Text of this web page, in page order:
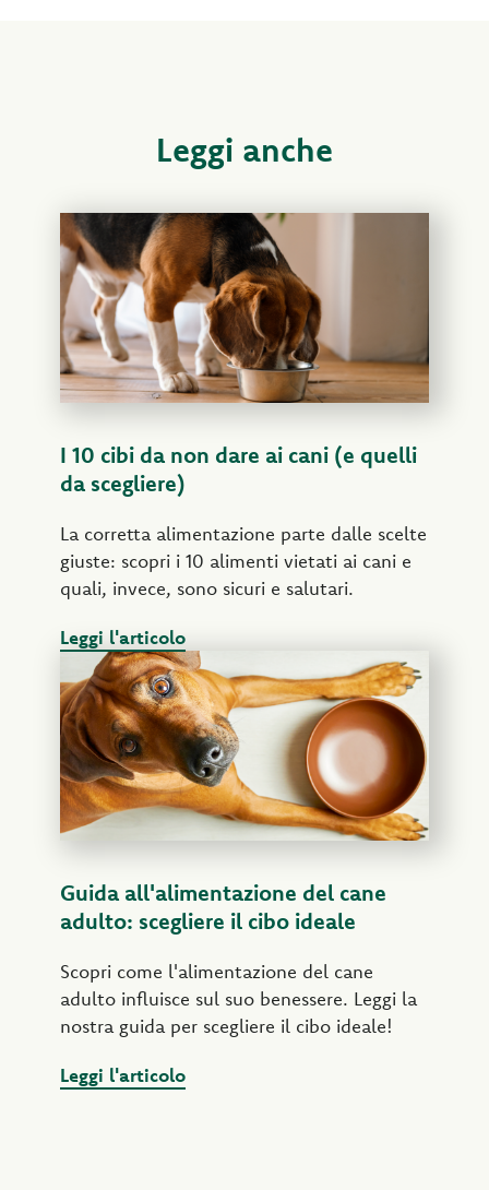
Leggi anche
I 10 cibi da non dare ai cani (e quelli
da scegliere)
La corretta alimentazione parte dalle scelte
giuste: scopri i 10 alimenti vietati ai cani​ e
quali, invece, sono sicuri e salutari.
Leggi l'articolo
Guida all'alimentazione del cane
adulto: scegliere il cibo ideale
Scopri come l'alimentazione del cane
adulto influisce sul suo benessere. Leggi la
nostra guida per scegliere il cibo ideale!
Leggi l'articolo